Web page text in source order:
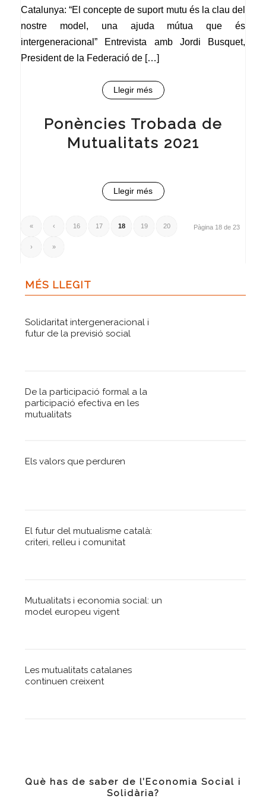
Catalunya: “El concepte de suport mutu és la clau del
nostre model, una ajuda mútua que és
intergeneracional” Entrevista amb Jordi Busquet,
President de la Federació de […]
Llegir més
Ponències Trobada de
Mutualitats 2021
Llegir més
Pàgina 18 de 23
« ‹ 16 17 18 19 20
› »
MÉS LLEGIT
Solidaritat intergeneracional i
futur de la previsió social
De la participació formal a la
participació efectiva en les
mutualitats
Els valors que perduren
El futur del mutualisme català:
criteri, relleu i comunitat
Mutualitats i economia social: un
model europeu vigent
Les mutualitats catalanes
continuen creixent
Què has de saber de l’Economia Social i
Solidària?